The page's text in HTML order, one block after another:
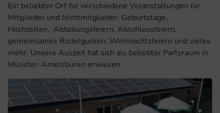
Ein beliebter Ort für verschiedene Veranstaltungen für
Mitglieder und Nichtmitglieder: Geburtstage,
Hochzeiten, Abteilungsfeiern, Abschlussfeiern,
gemeinsames Rudelgucken, Weihnachtsfeiern und vieles
mehr. Unsere Auszeit hat sich als beliebter Partyraum in
Münster-Amelsbüren erwiesen.